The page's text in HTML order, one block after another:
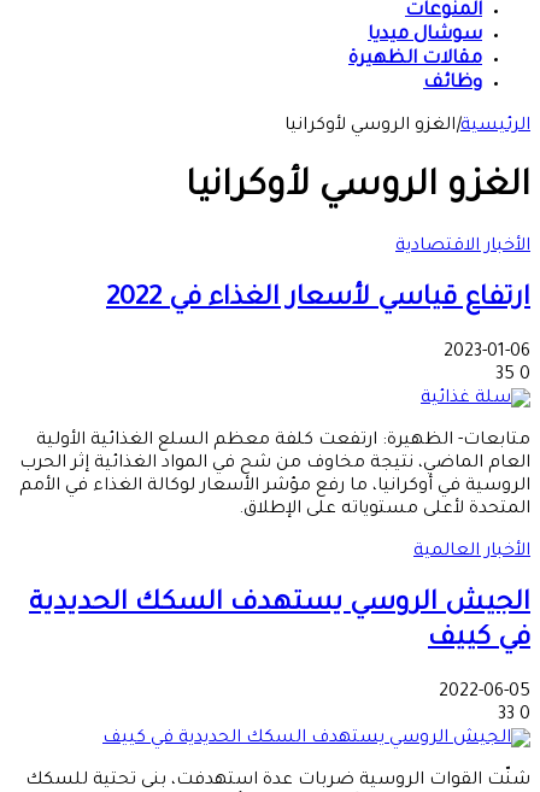
المنوعات
سوشال ميديا
مقالات الظهيرة
وظائف
الرئيسية|الغزو الروسي لأوكرانيا
الغزو الروسي لأوكرانيا
الأخبار الاقتصادية
ارتفاع قياسي لأسعار الغذاء في 2022
2023-01-06
0
متابعات- الظهيرة: ارتفعت كلفة معظم السلع الغذائية الأولية
العام الماضي، نتيجة مخاوف من شح في المواد الغذائية إثر الحرب
الروسية في أوكرانيا، ما رفع مؤشر الأسعار لوكالة الغذاء في الأمم
المتحدة لأعلى مستوياته على الإطلاق.
الأخبار العالمية
الجيش الروسي يستهدف السكك الحديدية
في كييف
2022-06-05
0
شنّت القوات الروسية ضربات عدة استهدفت، بنى تحتية للسكك